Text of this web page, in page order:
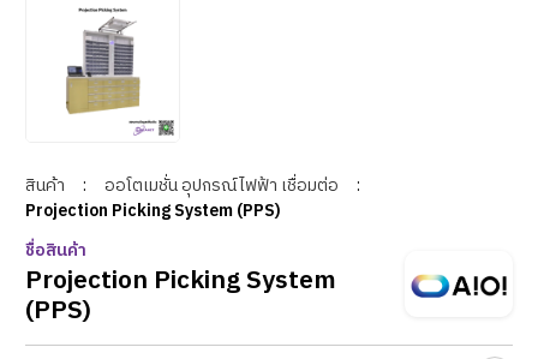
สินค้า : ออโตเมชั่น อุปกรณ์ไฟฟ้า เชื่อมต่อ
:
Projection Picking System (PPS)
ชื่อสินค้า
Projection Picking System
(PPS)